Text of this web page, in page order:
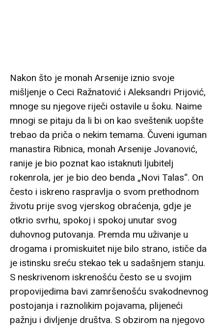
Nakon što je monah Arsenije iznio svoje
mišljenje o Ceci Ražnatović i Aleksandri Prijović,
mnoge su njegove riječi ostavile u šoku. Naime
mnogi se pitaju da li bi on kao sveštenik uopšte
trebao da priča o nekim temama. Čuveni iguman
manastira Ribnica, monah Arsenije Jovanović,
ranije je bio poznat kao istaknuti ljubitelj
rokenrola, jer je bio deo benda „Novi Talas“. On
često i iskreno raspravlja o svom prethodnom
životu prije svog vjerskog obraćenja, gdje je
otkrio svrhu, spokoj i spokoj unutar svog
duhovnog putovanja. Premda mu uživanje u
drogama i promiskuitet nije bilo strano, ističe da
je istinsku sreću stekao tek u sadašnjem stanju.
S neskrivenom iskrenošću često se u svojim
propovijedima bavi zamršenošću svakodnevnog
postojanja i raznolikim pojavama, plijeneći
pažnju i divljenje društva. S obzirom na njegovo